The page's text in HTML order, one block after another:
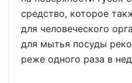
средство, которое
для человеческого
для мытья посуды
реже одного раза в